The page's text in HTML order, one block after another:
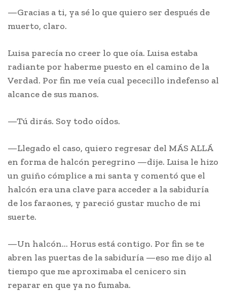
—Gracias a ti, ya sé lo que quiero ser después de
muerto, claro.
Luisa parecía no creer lo que oía. Luisa estaba
radiante por haberme puesto en el camino de la
Verdad. Por fin me veía cual pececillo indefenso al
alcance de sus manos.
—Tú dirás. Soy todo oídos.
—Llegado el caso, quiero regresar del MÁS ALLÁ
en forma de halcón peregrino —dije. Luisa le hizo
un guiño cómplice a mi santa y comentó que el
halcón era una clave para acceder a la sabiduría
de los faraones, y pareció gustar mucho de mi
suerte.
—Un halcón… Horus está contigo. Por fin se te
abren las puertas de la sabiduría —eso me dijo al
tiempo que me aproximaba el cenicero sin
reparar en que ya no fumaba.